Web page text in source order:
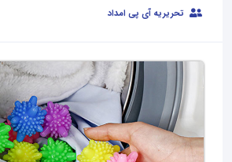
تحریریه آی پی امداد